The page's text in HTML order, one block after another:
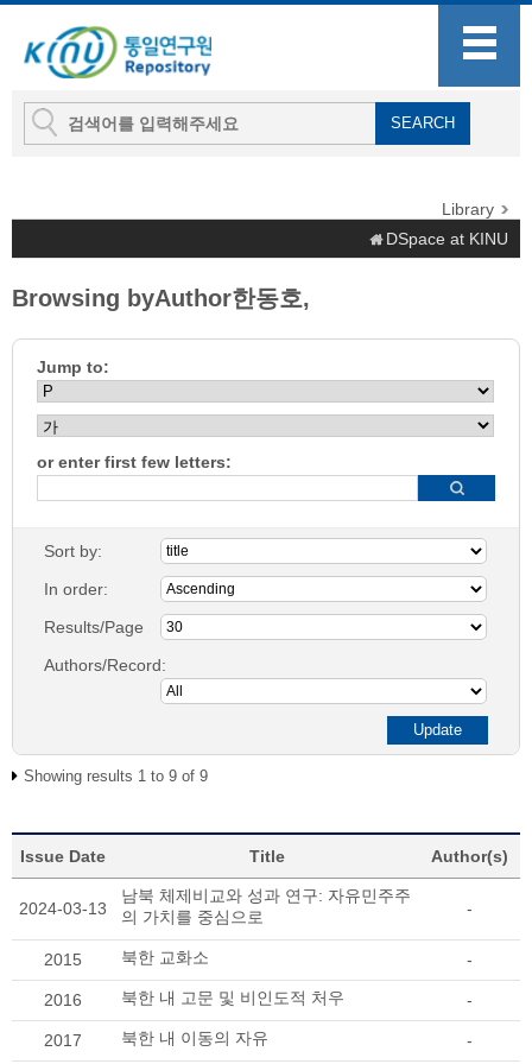
Library
DSpace at KINU
Browsing byAuthor한동호,
Jump to:
or enter first few letters:
Sort by:
In order:
Results/Page
Authors/Record:
Showing results 1 to 9 of 9
Issue Date Title Author(s)
2024-03-13
남북 체제비교와 성과 연구: 자유민주주
의 가치를 중심으로
-
2015 북한 교화소 -
2016 북한 내 고문 및 비인도적 처우 -
2017 북한 내 이동의 자유 -